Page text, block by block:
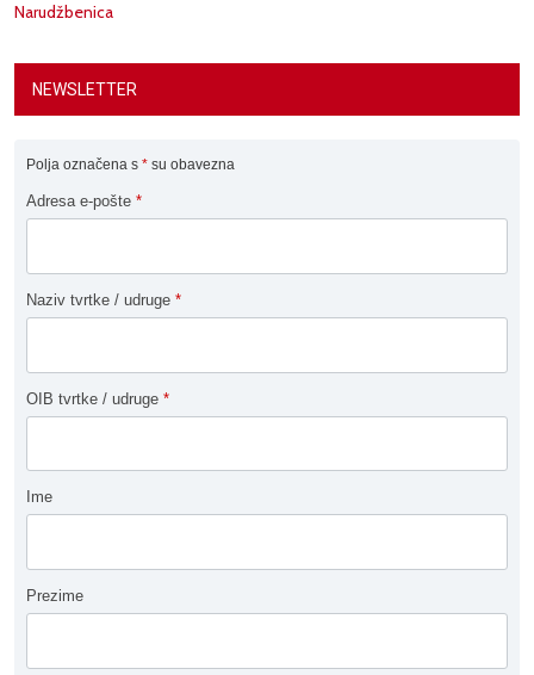
Narudžbenica
NEWSLETTER
Polja označena s * su obavezna
Adresa e-pošte *
Naziv tvrtke / udruge *
OIB tvrtke / udruge *
Ime
Prezime